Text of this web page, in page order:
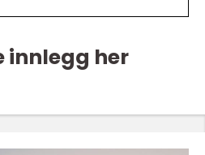
innlegg her